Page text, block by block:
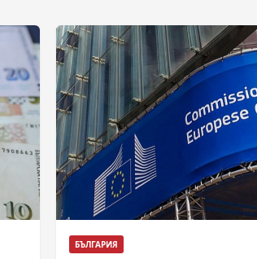
БЪЛГАРИЯ